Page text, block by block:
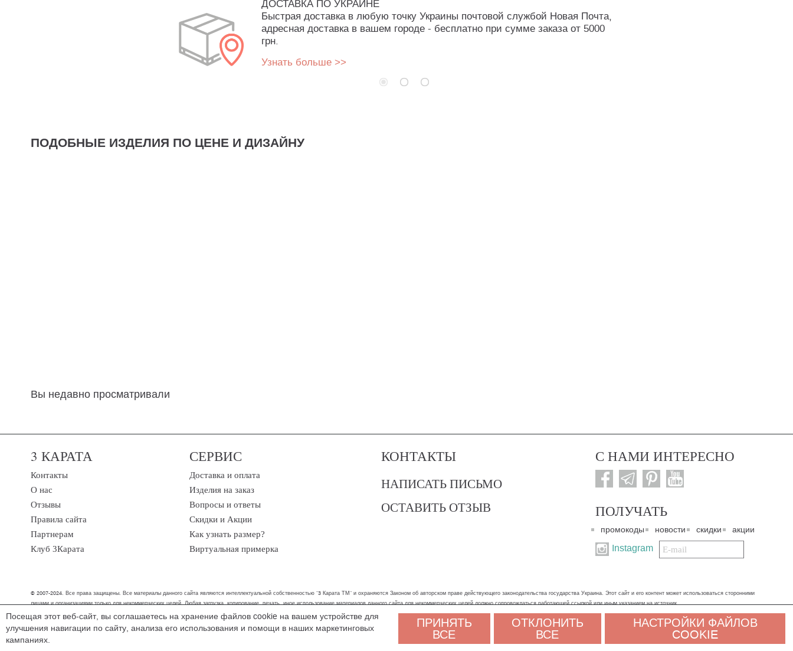
ДОСТАВКА ПО УКРАИНЕ
Быстрая доставка в любую точку Украины почтовой службой Новая Почта,
адресная доставка в вашем городе - бесплатно при сумме заказа от 5000
грн.
Узнать больше >>
ПОДОБНЫЕ ИЗДЕЛИЯ ПО ЦЕНЕ И ДИЗАЙНУ
Вы недавно просматривали
3 КАРАТА
Контакты
О нас
Отзывы
Правила сайта
Партнерам
Клуб 3Карата
СЕРВИС
Доставка и оплата
Изделия на заказ
Вопросы и ответы
Скидки и Акции
Как узнать размер?
Виртуальная примерка
КОНТАКТЫ
НАПИСАТЬ ПИСЬМО
ОСТАВИТЬ ОТЗЫВ
С НАМИ ИНТЕРЕСНО
ПОЛУЧАТЬ
промокоды новости скидки акции
Instagram
Подписаться
на
© 2007-2024. Все права защищены. Все материалы данного сайта являются интеллектуальной собственностью "3 Карата ТМ" и охраняются Законом об авторском праве действующего законодательства государства Украина. Этот сайт и его контент может использоваться сторонними
лицами и организациями только для некоммерческих целей. Любая загрузка, копирование, печать, иное использование материалов данного сайта для некоммерческих целей должно сопровождаться работающей ссылкой или иным указанием на источник.
Мы обрабатываем персональные данные (cookies, IP-адрес, местоположение), чтобы вам было удобнее пользоваться сайтом. Оставаясь на сайте, вы соглашаетесь на обработку персональных данных. Если вы не согласны, пожалуйста, покиньте сайт и свяжитесь с нами
любым удобным способом, мы поможем найти решение.
Посещая этот веб-сайт, вы соглашаетесь на хранение файлов cookie на вашем устройстве для
улучшения навигации по сайту, анализа его использования и помощи в наших маркетинговых
кампаниях.
ПРИНЯТЬ
ВСЕ
ОТКЛОНИТЬ
ВСЕ
НАСТРОЙКИ ФАЙЛОВ
COOKIE